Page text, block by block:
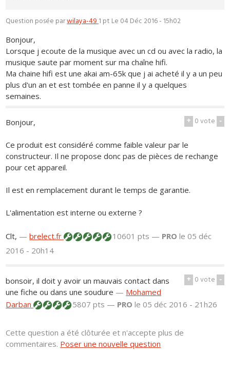
Question posée parwilaya-491 pt Le 04 Déc 2016 - 15h02
Bonjour,
Lorsque j ecoute de la musique avec un cd ou avec la radio, la
musique saute par moment sur ma chaîne hifi.
Ma chaine hifi est une akai am-65k que j ai acheté il y a un peu
plus d'un an et est tombée en panne il y a quelques
semaines.
+ 0vote -
Bonjour,
Ce produit est considéré comme faible valeur par le
constructeur. Il ne propose donc pas de pièces de rechange
pour cet appareil.
Il est en remplacement durant le temps de garantie.
L'alimentation est interne ou externe ?
Clt, —brelect.fr 10601 pts — PRO le 05 déc
2016 - 20h14
+ 0vote -
bonsoir, il doit y avoir un mauvais contact dans
une fiche ou dans une soudure — Mohamed
Darban
5807 pts — PRO le 05 déc 2016 - 21h26
Cette question a été clôturée et n'accepte plus de
commentaires. Poser une nouvelle question